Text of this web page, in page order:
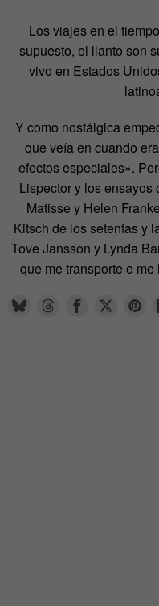
Los viajes en el
supuesto, el llanto son
vivo en Estados
Y como nostálgica
que veía en cuando
efectos especiales».
Lispector y los ensayos
Matisse y Helen
Kitsch de los setentas y
Tove Jansson y Lynda
que me transporte o